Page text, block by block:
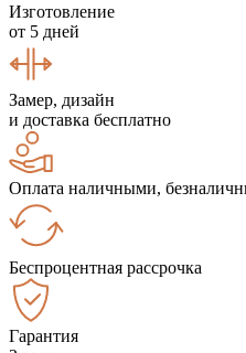
Изготовление
от 5 дней
Замер, дизайн
и доставка бесплатно
Оплата наличными,
Беспроцентная рассрочка
Гарантия